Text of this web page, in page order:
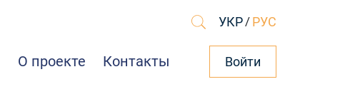
УКР / РУС
О проекте Контакты Войти